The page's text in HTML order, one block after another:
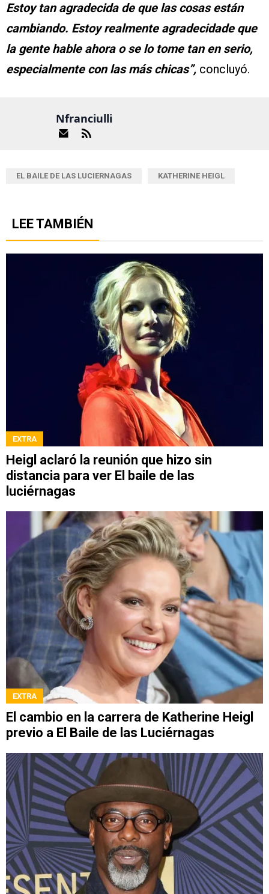
Estoy tan agradecida de que las cosas están
cambiando. Estoy realmente agradecidade que
la gente hable ahora o se lo tome tan en serio,
especialmente con las más chicas”, concluyó.
Nfranciulli
EL BAILE DE LAS LUCIERNAGAS KATHERINE HEIGL
LEE TAMBIÉN
EXTRA
Heigl aclaró la reunión que hizo sin
distancia para ver El baile de las
luciérnagas
EXTRA
El cambio en la carrera de Katherine Heigl
previo a El Baile de las Luciérnagas